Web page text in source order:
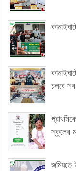
চলবে
স্কুলের
জমিয়তে